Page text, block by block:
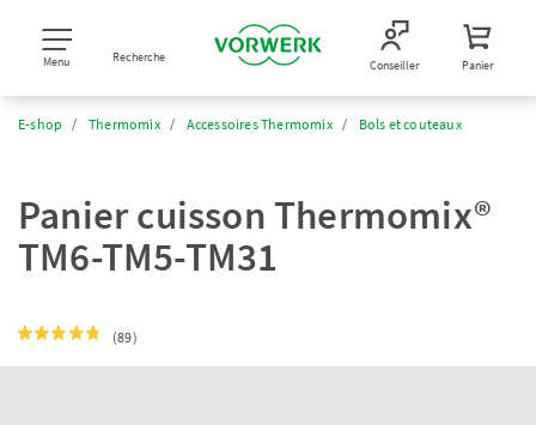
Menu Recherche Conseiller Panier
E-shop Thermomix Accessoires Thermomix Bols et couteaux
Panier cuisson Thermomix®
TM6-TM5-TM31
(89)